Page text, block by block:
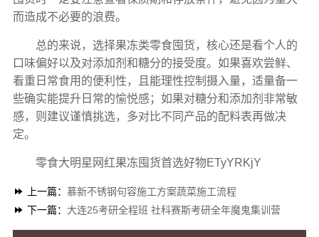
而造成不必要的浪费。
总的来说，选择果冻类零食囤货，核心还是看个人的
口味偏好以及对添加剂和糖分的接受度。如果喜欢尝鲜、
看重日常食用的便利性，且能理性控制摄入量，适量备一
些确实能提升日常的愉悦感；如果对糖分和添加剂非常敏
感，则建议谨慎挑选，多对比不同产品的配料表再做决
定。
零食大明星网红果冻囤货首选好物ETyYRKjY
上一篇： 慕新不锈钢句容施工方案蔬菜施工流程
下一篇： 大连25考研全程班 社科赛斯考研全年魔鬼集训营